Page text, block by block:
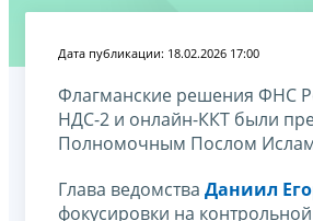
Дата публикации: 18.02.2026 17:00
Флагманские решения ФНС
НДС-2 и онлайн-ККТ были
Полномочным Послом
Глава ведомства Даниил
фокусировки на